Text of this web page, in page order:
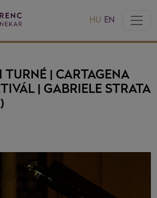
HU EN
TURNÉ | CARTAGENA
| GABRIELE STRATA